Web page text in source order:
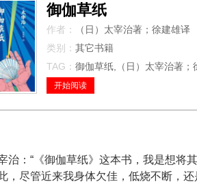
御伽草纸
作者：
（日）太宰治著；徐建雄译
类别： 其它书籍
TAG： 御伽草纸,（日）太宰治著；
开始阅读
治：“《御伽草纸》这本书，我是想将
，尽管近来我身体欠佳，低烧不断，